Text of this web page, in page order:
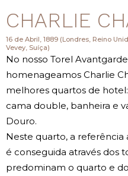
CHARLIE
16 de Abril, 1889 (Londres, Reino
Vevey, Suíça)
No nosso Torel
homenageamos Charlie
melhores quartos de
cama double, banheira e
Douro.
Neste quarto, a
é conseguida através dos
predominam o quarto e